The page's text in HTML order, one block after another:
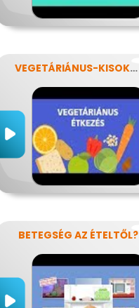
VEGETÁRIÁNUS-KISOKOS
BETEGSÉG AZ ÉTELTŐL?